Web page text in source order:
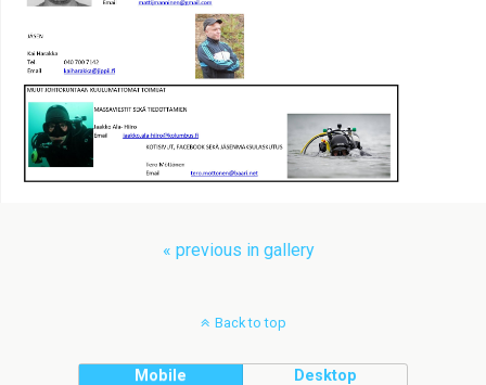
« previous in gallery
Back to top
Mobile Desktop